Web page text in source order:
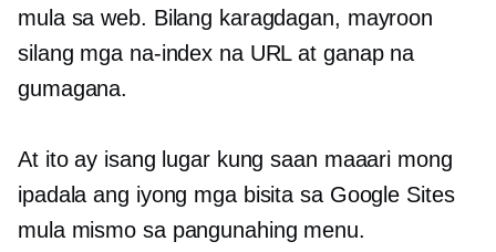
mula sa web. Bilang karagdagan, mayroon
silang mga na-index na URL at ganap na
gumagana.
At ito ay isang lugar kung saan maaari mong
ipadala ang iyong mga bisita sa Google Sites
mula mismo sa pangunahing menu.